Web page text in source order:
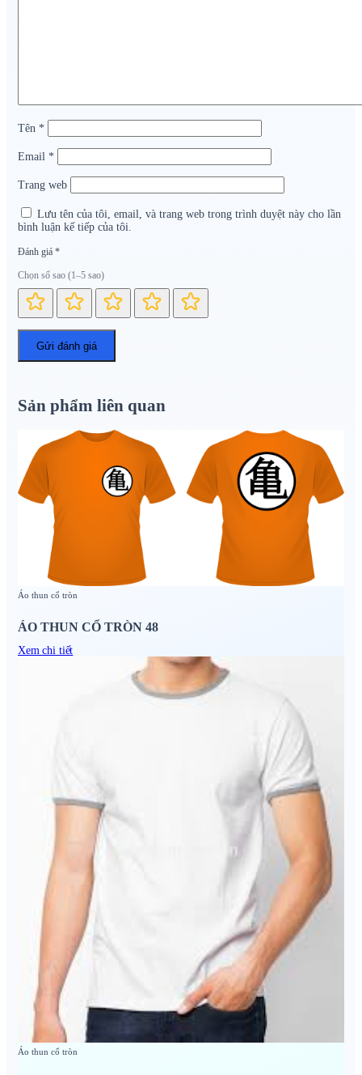
Tên *
Email *
Trang web
Lưu tên của tôi, email, và trang web trong trình duyệt này cho lần
bình luận kế tiếp của tôi.
Đánh giá *
Chọn số sao (1–5 sao)
Sản phẩm liên quan
Áo thun cổ tròn
ÁO THUN CỔ TRÒN 48
Xem chi tiết
Áo thun cổ tròn